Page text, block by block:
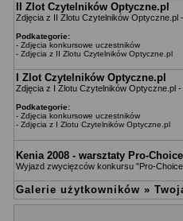
II Zlot Czytelników Optyczne.pl
Zdjęcia z II Zlotu Czytelników Optyczne.pl
Podkategorie:
- Zdjęcia konkursowe uczestników
- Zdjęcia z II Zlotu Czytelników Optyczne.pl
I Zlot Czytelników Optyczne.pl
Zdjęcia z I Zlotu Czytelników Optyczne.pl -
Podkategorie:
- Zdjęcia konkursowe uczestników
- Zdjęcia z I Zlotu Czytelników Optyczne.pl
Kenia 2008 - warsztaty Pro-Choice
Wyjazd zwycięzców konkursu "Pro-
Galerie użytkowników »